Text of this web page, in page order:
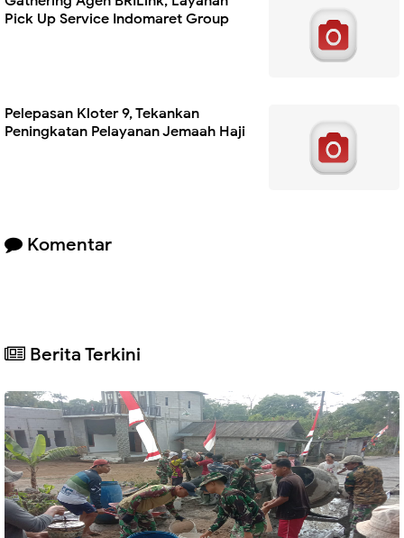
Pick Up Service Indomaret Group
Pelepasan Kloter 9, Tekankan
Peningkatan Pelayanan Jemaah Haji
Komentar
Berita Terkini